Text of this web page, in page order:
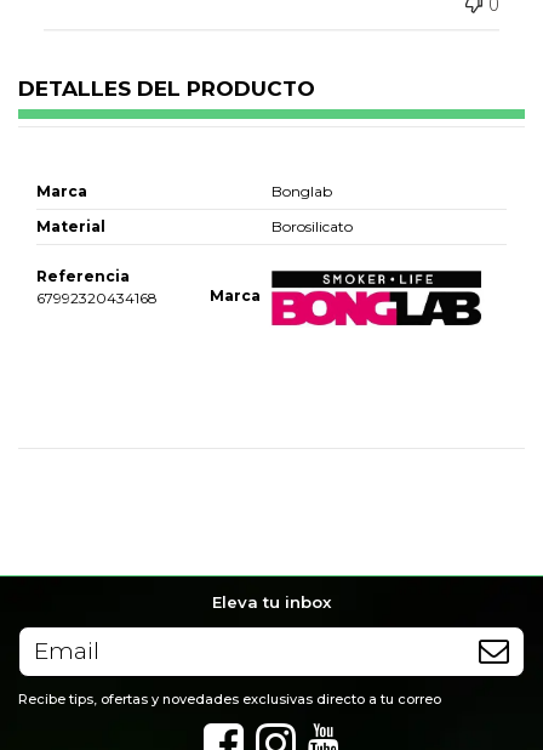
DETALLES DEL PRODUCTO
Marca
Bonglab
Material
Borosilicato
Marca
Referencia
67992320434168
Eleva tu inbox
Recibe tips, ofertas y novedades exclusivas directo a tu correo